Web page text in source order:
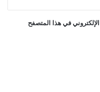
في هذا المتصفح